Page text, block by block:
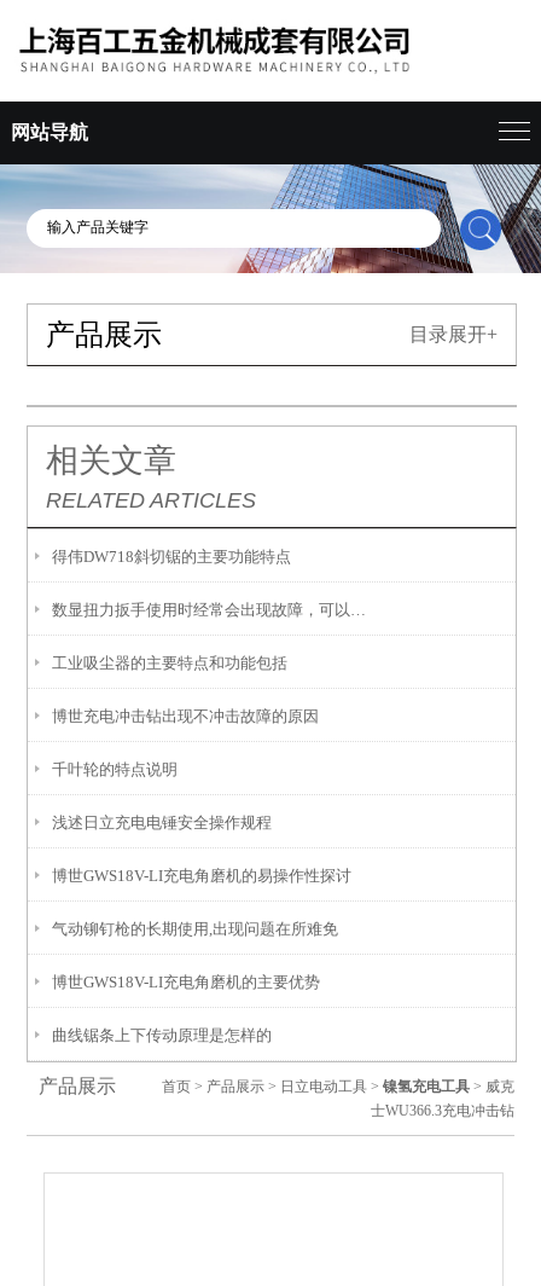
网站导航
产品展示 目录展开+
相关文章
RELATED ARTICLES
得伟DW718斜切锯的主要功能特点
工业吸尘器的主要特点和功能包括
博世充电冲击钻出现不冲击故障的原因
千叶轮的特点说明
浅述日立充电电锤安全操作规程
博世GWS18V-LI充电角磨机的易操作性探讨
气动铆钉枪的长期使用,出现问题在所难免
博世GWS18V-LI充电角磨机的主要优势
曲线锯条上下传动原理是怎样的
产品展示 首页> 产品展示> 日立电动工具> 镍氢充电工具> 威克
士WU366.3充电冲击钻